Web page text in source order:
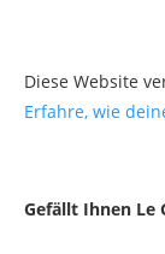
Diese Website
Erfahre, wie
Gefällt Ihnen Le